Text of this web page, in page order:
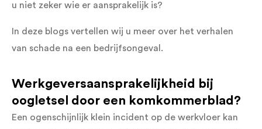
u niet zeker wie er aansprakelijk is?
In deze blogs vertellen wij u meer over het verhalen
van schade na een bedrijfsongeval.
Werkgeversaansprakelijkheid bij
oogletsel door een komkommerblad?
Een ogenschijnlijk klein incident op de werkvloer kan